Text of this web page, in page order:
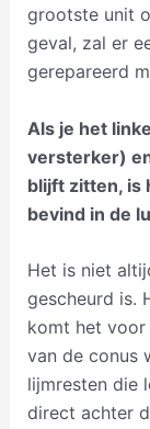
grootste unit
geval, zal er
gerepareerd
Als je het
versterker)
blijft zitten, is
bevind in de
Het is niet
gescheurd is.
komt het voor
van de conus
lijmresten die
direct achter